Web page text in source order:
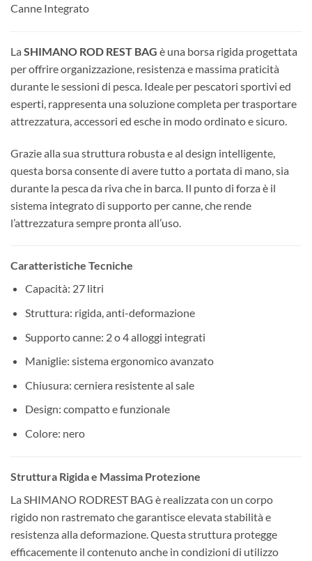
Canne Integrato
La SHIMANO ROD REST BAG è una borsa rigida progettata
per offrire organizzazione, resistenza e massima praticità
durante le sessioni di pesca. Ideale per pescatori sportivi ed
esperti, rappresenta una soluzione completa per trasportare
attrezzatura, accessori ed esche in modo ordinato e sicuro.
Grazie alla sua struttura robusta e al design intelligente,
questa borsa consente di avere tutto a portata di mano, sia
durante la pesca da riva che in barca. Il punto di forza è il
sistema integrato di supporto per canne, che rende
l’attrezzatura sempre pronta all’uso.
Caratteristiche Tecniche
Capacità: 27 litri
Struttura: rigida, anti-deformazione
Supporto canne: 2 o 4 alloggi integrati
Maniglie: sistema ergonomico avanzato
Chiusura: cerniera resistente al sale
Design: compatto e funzionale
Colore: nero
Struttura Rigida e Massima Protezione
La SHIMANO RODREST BAG è realizzata con un corpo
rigido non rastremato che garantisce elevata stabilità e
resistenza alla deformazione. Questa struttura protegge
efficacemente il contenuto anche in condizioni di utilizzo